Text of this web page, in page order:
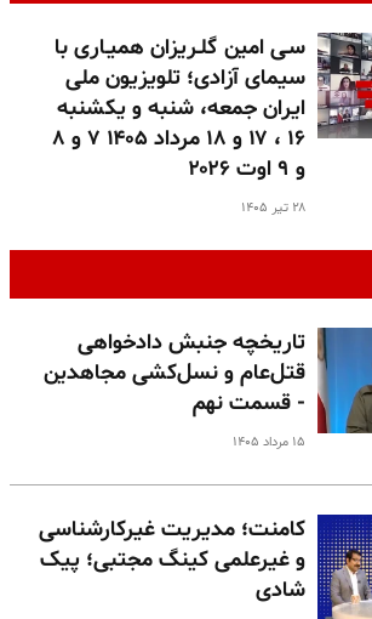
سـی امین گلـریزان همیـاری با
سیمای آزادی؛ تلویزیون ملی
ایران جمعه، شنبه و یکشنبه
۱۶ ، ۱۷ و ۱۸ مرداد ۱۴۰۵ ۷ و ۸
و ۹ اوت ۲۰۲۶
۲۸ تیر ۱۴۰۵
تاریخچه جنبش دادخواهی
قتل‌عام و نسل‌کشی مجاهدین
- قسمت نهم
۱۵ مرداد ۱۴۰۵
کامنت؛ مدیریت غیرکارشناسی
و غیرعلمی کینگ مجتبی؛ پیک
شادی